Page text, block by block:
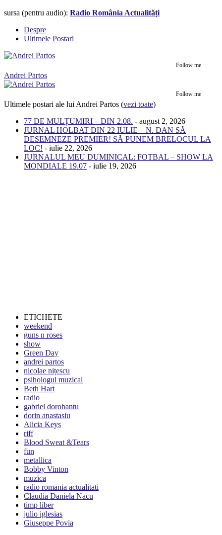
sursa (pentru audio): Radio România Actualități
Despre
Ultimele Postari
Follow me
Andrei Partos
Follow me
Ultimele postari ale lui Andrei Partos (vezi toate)
77 DE MULȚUMIRI – DIN 2.08. - august 2, 2026
JURNAL HOLBAT DIN 22 IULIE – N. DAN SĂ
DESEMNEZE PREMIER! SĂ PUNEM BRELOCUL LA
LOC! - iulie 22, 2026
JURNALUL MEU DUMINICAL: FOTBAL – SHOW LA
MONDIALE 19.07 - iulie 19, 2026
ETICHETE
weekend
guns n roses
show
Green Day
andrei partos
nicolae nițescu
psihologul muzical
Beth Hart
radio
gabriel dorobantu
dorin anastasiu
Alicia Keys
riff
Blood Sweat &Tears
fun
metallica
Bobby Vinton
muzica
radio romania actualitati
Claudia Daniela Nacu
timp liber
julio iglesias
Giuseppe Povia